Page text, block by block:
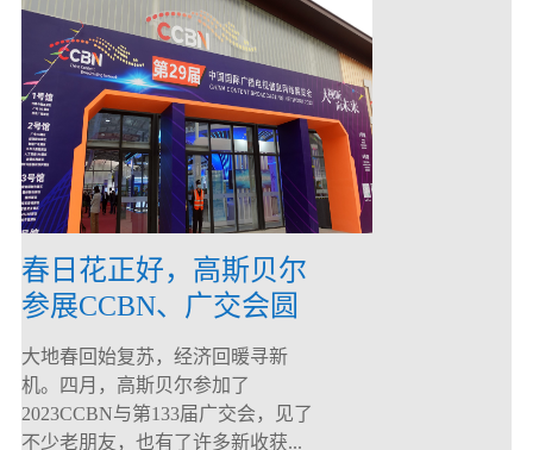
春日花正好，高斯贝尔
参展CCBN、广交会圆
满落幕！
大地春回始复苏，经济回暖寻新
机。四月，高斯贝尔参加了
2023CCBN与第133届广交会，见了
不少老朋友，也有了许多新收获...